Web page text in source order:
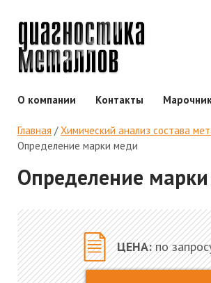
О компании Контакты
Главная / Химический анализ состава
Определение марки меди
Определение
ЦЕНА:по